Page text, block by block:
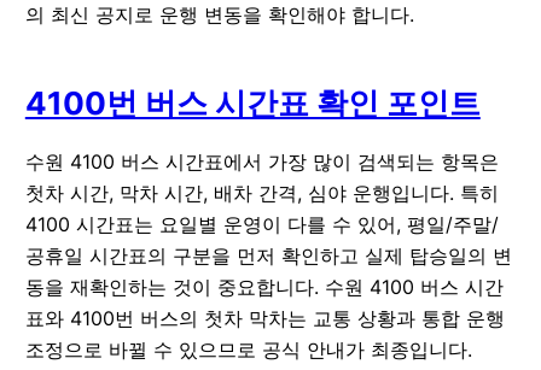
의 최신 공지로 운행 변동을 확인해야 합니다.
4100번 버스 시간표 확인 포인트
수원 4100 버스 시간표에서 가장 많이 검색되는 항목은
첫차 시간, 막차 시간, 배차 간격, 심야 운행입니다. 특히
4100 시간표는 요일별 운영이 다를 수 있어, 평일/주말/
공휴일 시간표의 구분을 먼저 확인하고 실제 탑승일의 변
동을 재확인하는 것이 중요합니다. 수원 4100 버스 시간
표와 4100번 버스의 첫차 막차는 교통 상황과 통합 운행
조정으로 바뀔 수 있으므로 공식 안내가 최종입니다.